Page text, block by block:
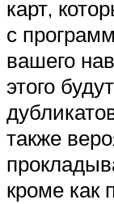
карт,
с
вашего
этого
также
кроме как